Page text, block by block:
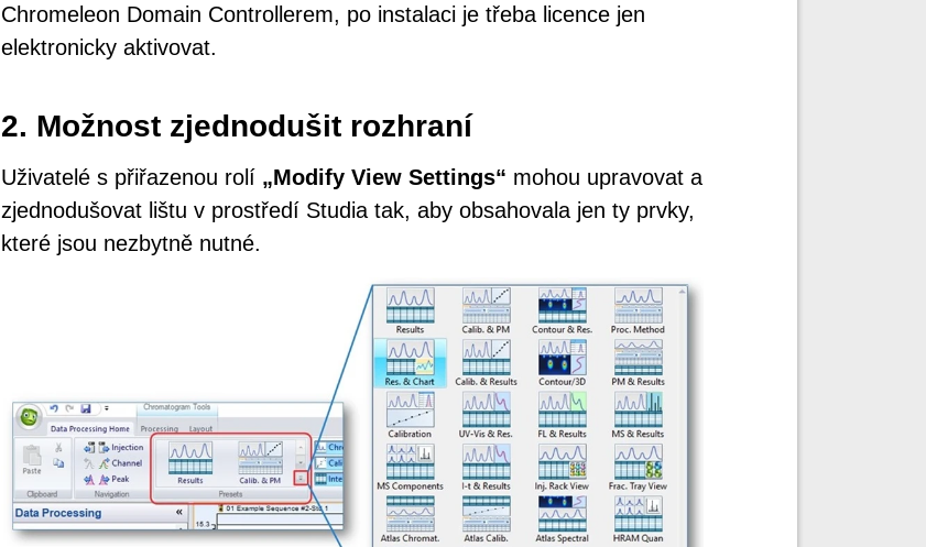
Chromeleon Domain Controllerem, po instalaci je třeba licence jen
elektronicky aktivovat.
2. Možnost zjednodušit rozhraní
Uživatelé s přiřazenou rolí „Modify View Settings“ mohou upravovat a
zjednodušovat lištu v prostředí Studia tak, aby obsahovala jen ty prvky,
které jsou nezbytně nutné.